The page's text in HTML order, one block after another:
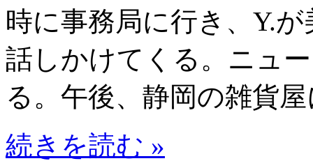
時に事務局に行き、Y.
話しかけてくる。ニュ
る。午後、静岡の雑貨
続きを読む »